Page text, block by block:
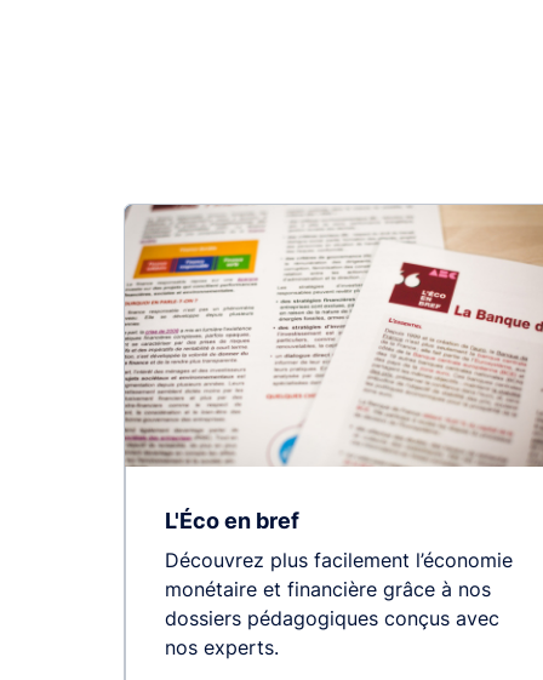
L'Éco en bref
Découvrez plus facilement l’économie
monétaire et financière grâce à nos
dossiers pédagogiques conçus avec
nos experts.